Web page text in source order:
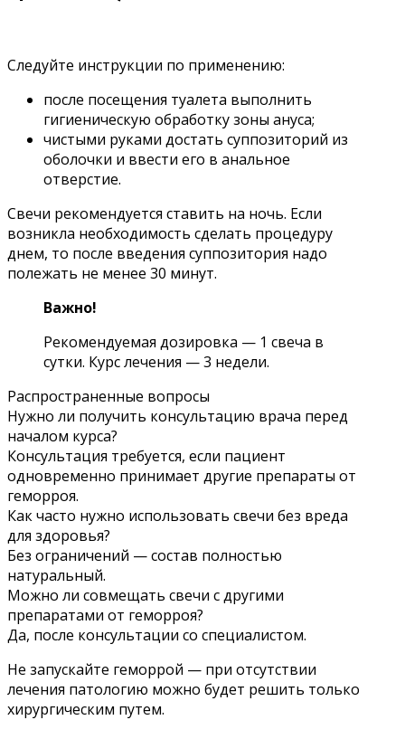
Следуйте инструкции по применению:
после посещения туалета выполнить
гигиеническую обработку зоны ануса;
чистыми руками достать суппозиторий из
оболочки и ввести его в анальное
отверстие.
Свечи рекомендуется ставить на ночь. Если
возникла необходимость сделать процедуру
днем, то после введения суппозитория надо
полежать не менее 30 минут.
Важно!
Рекомендуемая дозировка — 1 свеча в
сутки. Курс лечения — 3 недели.
Распространенные вопросы
Нужно ли получить консультацию врача перед
началом курса?
Консультация требуется, если пациент
одновременно принимает другие препараты от
геморроя.
Как часто нужно использовать свечи без вреда
для здоровья?
Без ограничений — состав полностью
натуральный.
Можно ли совмещать свечи с другими
препаратами от геморроя?
Да, после консультации со специалистом.
Не запускайте геморрой — при отсутствии
лечения патологию можно будет решить только
хирургическим путем.